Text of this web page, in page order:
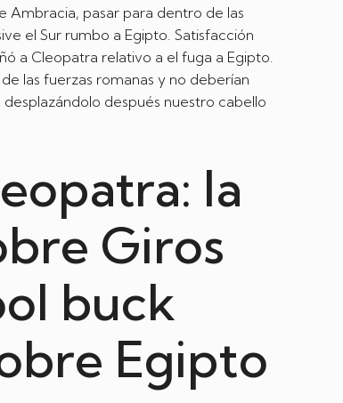
pasar para dentro de las
el Sur rumbo a Egipto. Satisfacción
a Cleopatra relativo a el fuga a Egipto.
las fuerzas romanas y no deberían
después nuestro cabello
la
Giros
buck
Egipto